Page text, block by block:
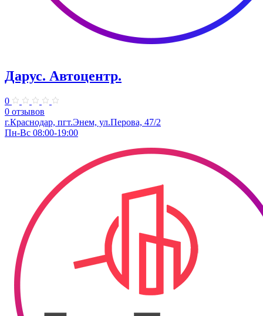
Дарус. Автоцентр.
0
0 отзывов
г.Краснодар, пгт.Энем, ул.Перова, 47/2
Пн-Вс 08:00-19:00